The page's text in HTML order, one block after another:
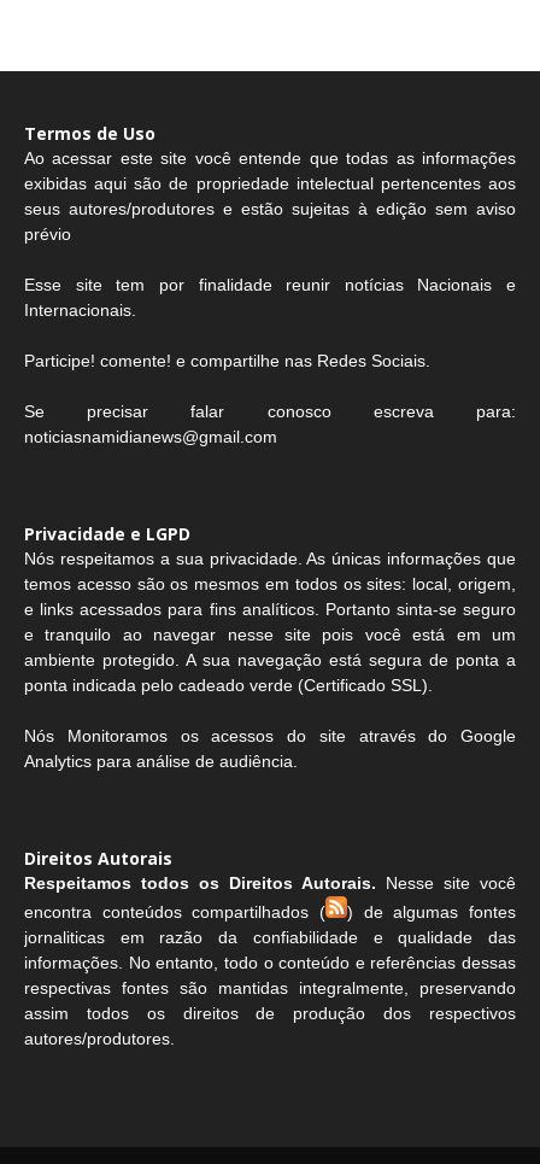
Termos de Uso
Ao acessar este site você entende que todas as informações
exibidas aqui são de propriedade intelectual pertencentes aos
seus autores/produtores e estão sujeitas à edição sem aviso
prévio
Esse site tem por finalidade reunir notícias Nacionais e
Internacionais.
Participe! comente! e compartilhe nas Redes Sociais.
Se precisar falar conosco escreva para:
noticiasnamidianews@gmail.com
Privacidade e LGPD
Nós respeitamos a sua privacidade. As únicas informações que
temos acesso são os mesmos em todos os sites: local, origem,
e links acessados para fins analíticos. Portanto sinta-se seguro
e tranquilo ao navegar nesse site pois você está em um
ambiente protegido. A sua navegação está segura de ponta a
ponta indicada pelo cadeado verde (Certificado SSL).
Nós Monitoramos os acessos do site através do Google
Analytics para análise de audiência.
Direitos Autorais
Respeitamos todos os Direitos Autorais. Nesse site você
encontra conteúdos compartilhados (
) de algumas fontes
jornaliticas em razão da confiabilidade e qualidade das
informações. No entanto, todo o conteúdo e referências dessas
respectivas fontes são mantidas integralmente, preservando
assim todos os direitos de produção dos respectivos
autores/produtores.